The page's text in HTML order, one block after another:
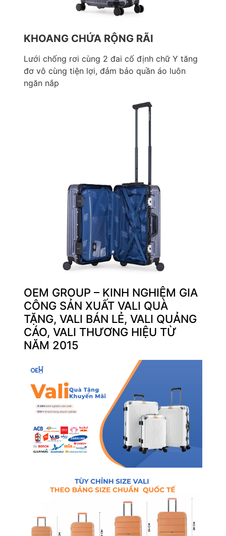
KHOANG CHỨA RỘNG RÃI
Lưới chống rơi cùng 2 đai cố định chữ Y tăng
đơ vô cùng tiện lợi, đảm bảo quần áo luôn
ngăn nắp
OEM GROUP – KINH NGHIỆM GIA
CÔNG SẢN XUẤT VALI QUÀ
TẶNG, VALI BÁN LẺ, VALI QUẢNG
CÁO, VALI THƯƠNG HIỆU TỪ
NĂM 2015